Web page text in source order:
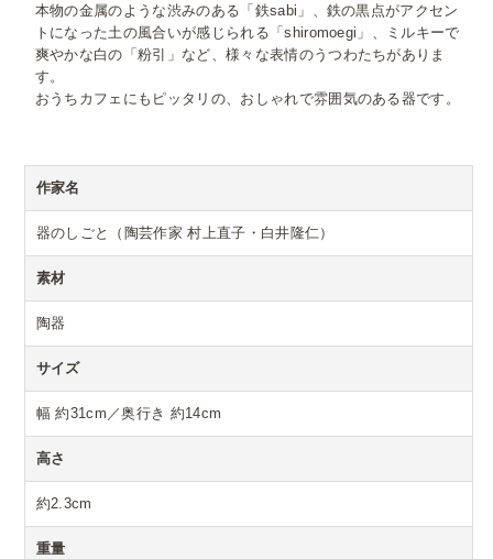
本物の金属のような渋みのある「鉄sabi」、鉄の黒点がアクセン
トになった土の風合いが感じられる「shiromoegi」、ミルキーで
爽やかな白の「粉引」など、様々な表情のうつわたちがありま
す。
おうちカフェにもピッタリの、おしゃれで雰囲気のある器です。
作家名
器のしごと（陶芸作家 村上直子・白井隆仁）
素材
陶器
サイズ
幅 約31cm／奥行き 約14cm
高さ
約2.3cm
重量